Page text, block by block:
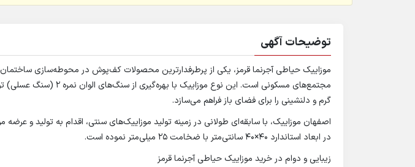
توضیحات آگهی
موزاییک حیاطی آجرنما قرمز، یکی از پرطرفدارترین محصولات کف‌پوش در محوطه‌سازی
مجتمع‌های مسکونی است. این نوع موزاییک
گرم و دلنشینی را برای فضای باز فراهم می‌سازد.
اصفهان موزاییک، با سابقه‌ای طولانی در زمینه تولید موزاییک‌های سنتی، اقدام به تولید و عرضه
در ابعاد استاندارد 40×40 سانتی‌متر با ضخامت 25 میلی‌متر نموده است.
زیبایی و دوام در خرید موزاییک حیاطی آجرنما قرمز